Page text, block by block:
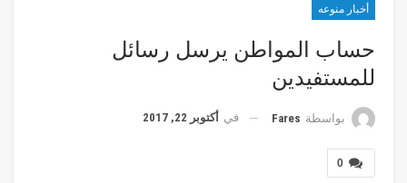
أخبار منوعه
حساب المواطن يرسل رسائل
للمستفيدين
بواسطة Fares في أكتوبر 22, 2017
0